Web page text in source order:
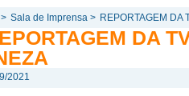
Sala de Imprensa > REPORTAGEM DA
DA
2021